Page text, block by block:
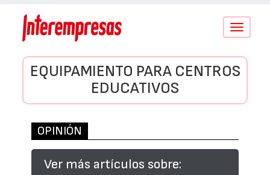
Conmutar
EQUIPAMIENTO PARA CENTROS
EDUCATIVOS
OPINIÓN
Ver más artículos sobre: